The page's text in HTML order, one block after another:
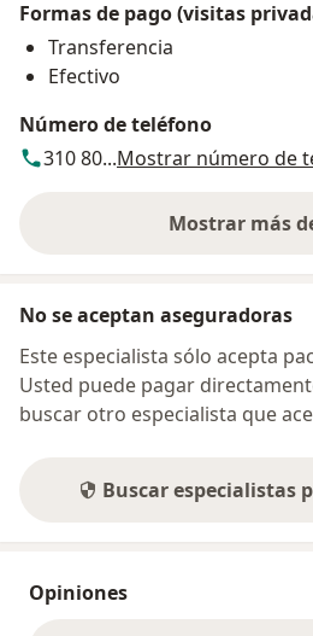
Formas de pago (visitas
Transferencia
Efectivo
Número de teléfono
310 80...Mostrar número de
Mostrar más
No se aceptan aseguradoras
Este especialista sólo acepta
Usted puede pagar
buscar otro especialista que
Buscar especialistas
Opiniones